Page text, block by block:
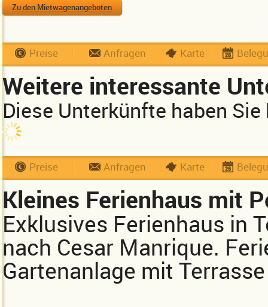
Zu den Mietwagenangeboten
Preise Anfragen Karte
Weitere interessante
Diese Unterkünfte haben
Preise Anfragen Karte
Kleines Ferienhaus mit
Exklusives Ferienhaus in
nach Cesar Manrique.
Gartenanlage mit